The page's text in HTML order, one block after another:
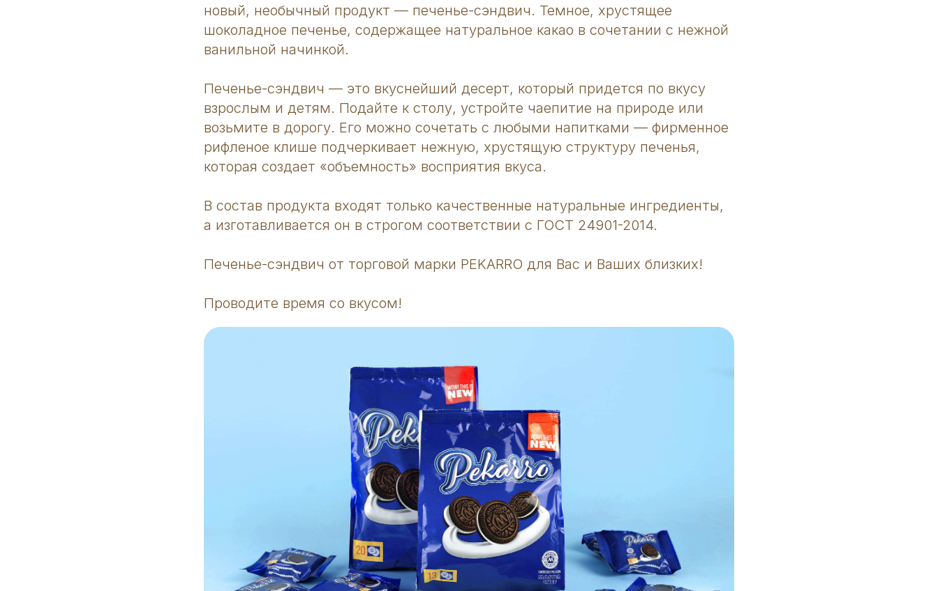
новый, необычный продукт — печенье-сэндвич. Темное, хрустящее
шоколадное печенье, содержащее натуральное какао в сочетании с нежной
ванильной начинкой.
Печенье-сэндвич — это вкуснейший десерт, который придется по вкусу
взрослым и детям. Подайте к столу, устройте чаепитие на природе или
возьмите в дорогу. Его можно сочетать с любыми напитками — фирменное
рифленое клише подчеркивает нежную, хрустящую структуру печенья,
которая создает «объемность» восприятия вкуса.
В состав продукта входят только качественные натуральные ингредиенты,
а изготавливается он в строгом соответствии с ГОСТ 24901-2014.
Печенье-сэндвич от торговой марки PEKARRO для Вас и Ваших близких!
Проводите время со вкусом!